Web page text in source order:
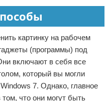
картинку на рабочем
(программы) под
включают в себя все
который вы могли
7. Однако, главное
что они могут быть